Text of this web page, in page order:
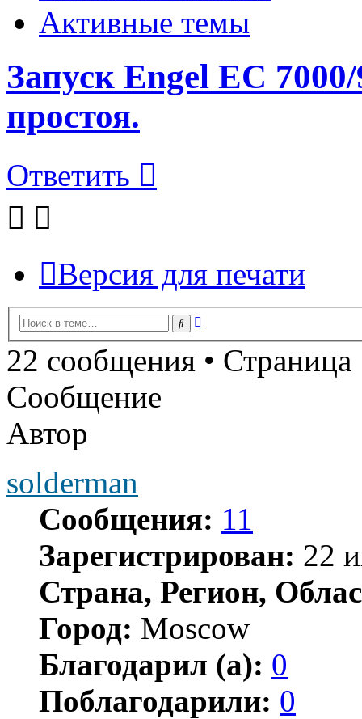
Активные темы
Запуск Engel EC
простоя.
Ответить
Версия для печати
Поиск
22 сообщения • Страница
Сообщение
Автор
solderman
Сообщения: 11
Зарегистрирован: 22
Страна, Регион,
Город: Moscow
Благодарил (а): 0
Поблагодарили: 0